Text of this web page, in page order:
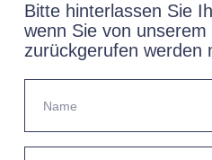
Bitte hinterlassen Sie
wenn Sie von unserem
zurückgerufen werden